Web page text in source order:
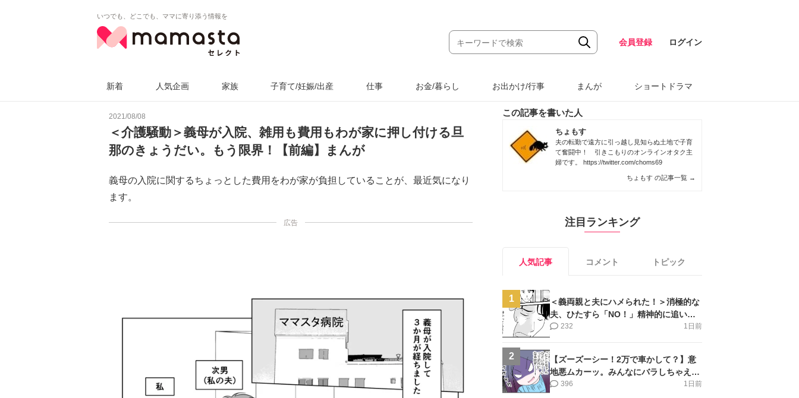
いつでも、どこでも、ママに寄り添う情報を
会員登録 ログイン
新着 人気企画 家族 子育て/妊娠/出産 仕事 お金/暮らし お出かけ/行事 まんが ショートドラマ
2021/08/08
＜介護騒動＞義母が入院、雑用も費用もわが家に押し付ける旦
那のきょうだい。もう限界！【前編】まんが
義母の入院に関するちょっとした費用をわが家が負担していることが、最近気になり
ます。
広告
この記事を書いた人
ちょもす
夫の転勤で遠方に引っ越し見知らぬ土地で子育
て奮闘中！ 引きこもりのオンラインオタク主
婦です。 https://twitter.com/choms69
ちょもす の記事一覧 →
注目ランキング
人気記事 コメント トピック
1
＜義両親と夫にハメられた！＞消極的な
夫、ひたすら「NO！」精神的に追い詰
められ涙【第3話まんが】
1日前
232
2
【ズーズーシー！2万で車かして？】意
地悪ムカーッ。みんなにバラしちゃえ＜
第14話＞#4コマ母道場
1日前
396